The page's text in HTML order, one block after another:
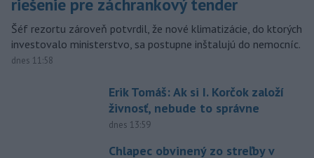
riešenie pre záchrankový tender
Šéf rezortu zároveň potvrdil, že nové klimatizácie, do ktorých
investovalo ministerstvo, sa postupne inštalujú do nemocníc.
dnes 11:58
Erik Tomáš: Ak si I. Korčok založí
živnosť, nebude to správne
dnes 13:59
Chlapec obvinený zo streľby v